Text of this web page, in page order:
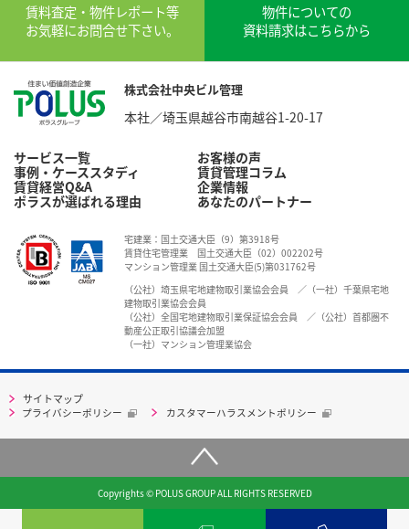
賃料査定・物件レポート等
お気軽にお問合せ下さい。
物件についての
資料請求はこちらから
株式会社中央ビル管理
本社／埼玉県越谷市南越谷1-20-17
サービス一覧
事例・ケーススタディ
賃貸経営Q&A
ポラスが選ばれる理由
お客様の声
賃貸管理コラム
企業情報
あなたのパートナー
宅建業：国土交通大臣（9）第3918号
賃貸住宅管理業 国土交通大臣（02）002202号
マンション管理業 国土交通大臣(5)第031762号
（公社）埼玉県宅地建物取引業協会会員 ／（一社）千葉県宅地
建物取引業協会会員
（公社）全国宅地建物取引業保証協会会員 ／（公社）首都圏不
動産公正取引協議会加盟
（一社）マンション管理業協会
サイトマップ
プライバシーポリシー カスタマーハラスメントポリシー
Copyrights © POLUS GROUP ALL RIGHTS RESERVED